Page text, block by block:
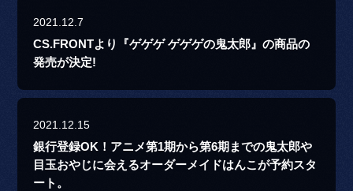
2021.12.7
CS.FRONTより『ゲゲゲ ゲゲゲの鬼太郎』の商品の
発売が決定!
2021.12.15
銀行登録OK！アニメ第1期から第6期までの鬼太郎や
目玉おやじに会えるオーダーメイドはんこが予約スタ
ート。